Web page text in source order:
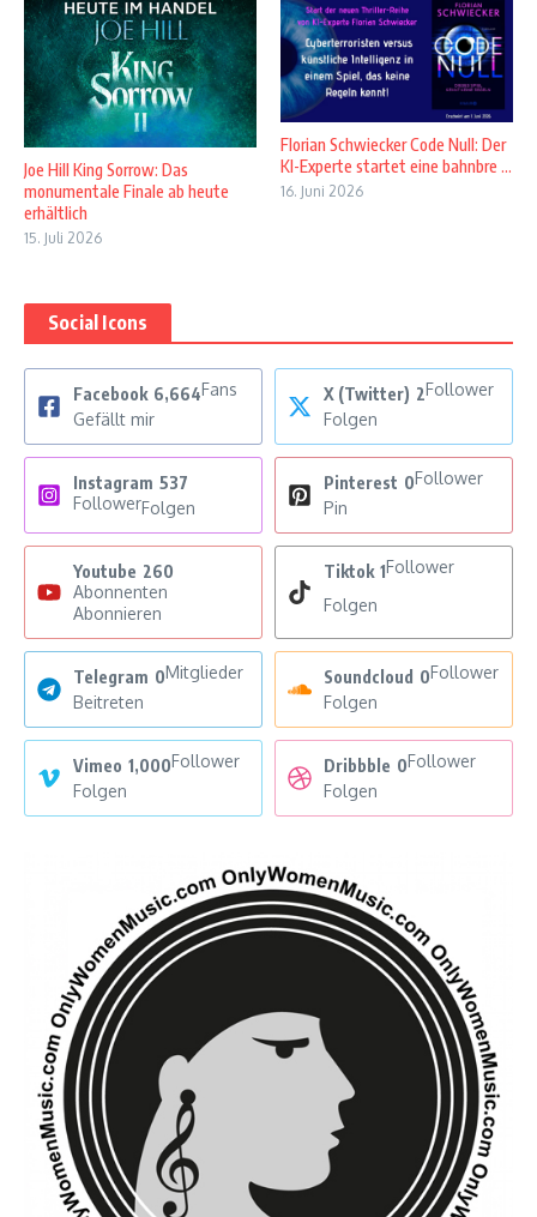
Joe Hill King Sorrow: Das
monumentale Finale ab heute
erhältlich
15. Juli 2026
Florian Schwiecker Code Null: Der
KI-Experte startet eine bahnbre ...
16. Juni 2026
Social Icons
Facebook 6,664Fans
Gefällt mir
X (Twitter) 2Follower
Folgen
Instagram 537
FollowerFolgen
Pinterest 0Follower
Pin
Youtube 260
Abonnenten
Abonnieren
Tiktok 1Follower
Folgen
Telegram 0Mitglieder
Beitreten
Soundcloud 0Follower
Folgen
Vimeo 1,000Follower
Folgen
Dribbble 0Follower
Folgen